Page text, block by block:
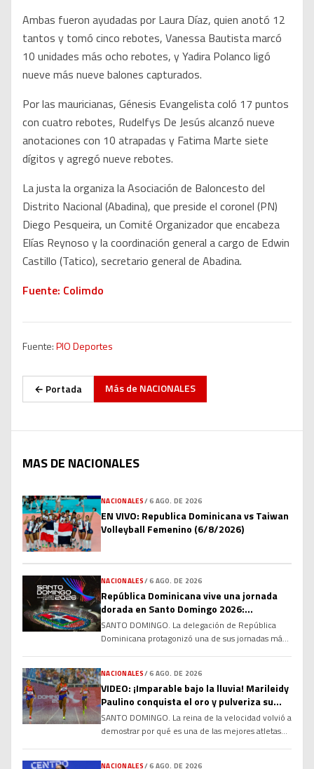
Ambas fueron ayudadas por Laura Díaz, quien anotó 12
tantos y tomó cinco rebotes, Vanessa Bautista marcó
10 unidades más ocho rebotes, y Yadira Polanco ligó
nueve más nueve balones capturados.
Por las mauricianas, Génesis Evangelista coló 17 puntos
con cuatro rebotes, Rudelfys De Jesús alcanzó nueve
anotaciones con 10 atrapadas y Fatima Marte siete
dígitos y agregó nueve rebotes.
La justa la organiza la Asociación de Baloncesto del
Distrito Nacional (Abadina), que preside el coronel (PN)
Diego Pesqueira, un Comité Organizador que encabeza
Elías Reynoso y la coordinación general a cargo de Edwin
Castillo (Tatico), secretario general de Abadina.
Fuente: Colimdo
Fuente:PIO Deportes
← Portada Más de NACIONALES
MAS DE NACIONALES
NACIONALES/6 AGO. DE 2026
EN VIVO: Republica Dominicana vs Taiwan
Volleyball Femenino (6/8/2026)
NACIONALES/6 AGO. DE 2026
República Dominicana vive una jornada
dorada en Santo Domingo 2026:
atletismo, karate y relevos impulsan a la
delegación al Top 5 del medallero
SANTO DOMINGO. La delegación de República
Dominicana protagonizó una de sus jornadas más
múltiples medallas de oro en atletismo y karate
que permitieron al país escalar hasta la quinta
posición del medallero general, consolidándose
entre las grandes potencias deportivas de la
región. […]
NACIONALES/6 AGO. DE 2026
VIDEO: ¡Imparable bajo la lluvia! Marileidy
Paulino conquista el oro y pulveriza su
propio récord en Santo Domingo 2026
SANTO DOMINGO. La reina de la velocidad volvió a
demostrar por qué es una de las mejores atletas
NACIONALES/6 AGO. DE 2026